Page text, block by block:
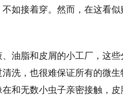
如接着穿。然而，在这看
油脂和皮屑的小工厂，这
洗，也很难保证所有的微
和无数小虫子亲密接触，